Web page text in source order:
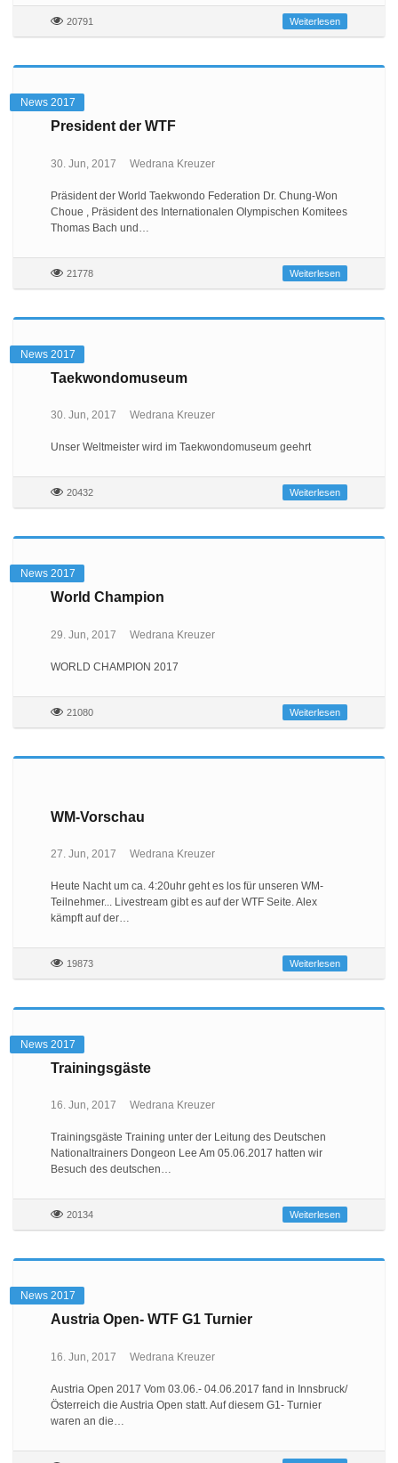
20791 Weiterlesen
News 2017
President der WTF
30. Jun, 2017 Wedrana Kreuzer
Präsident der World Taekwondo Federation Dr. Chung-Won
Choue , Präsident des Internationalen Olympischen Komitees
Thomas Bach und…
21778 Weiterlesen
News 2017
Taekwondomuseum
30. Jun, 2017 Wedrana Kreuzer
Unser Weltmeister wird im Taekwondomuseum geehrt
20432 Weiterlesen
News 2017
World Champion
29. Jun, 2017 Wedrana Kreuzer
WORLD CHAMPION 2017
21080 Weiterlesen
WM-Vorschau
27. Jun, 2017 Wedrana Kreuzer
Heute Nacht um ca. 4:20uhr geht es los für unseren WM-
Teilnehmer... Livestream gibt es auf der WTF Seite. Alex
kämpft auf der…
19873 Weiterlesen
News 2017
Trainingsgäste
16. Jun, 2017 Wedrana Kreuzer
Trainingsgäste Training unter der Leitung des Deutschen
Nationaltrainers Dongeon Lee Am 05.06.2017 hatten wir
Besuch des deutschen…
20134 Weiterlesen
News 2017
Austria Open- WTF G1 Turnier
16. Jun, 2017 Wedrana Kreuzer
Austria Open 2017 Vom 03.06.- 04.06.2017 fand in Innsbruck/
Österreich die Austria Open statt. Auf diesem G1- Turnier
waren an die…